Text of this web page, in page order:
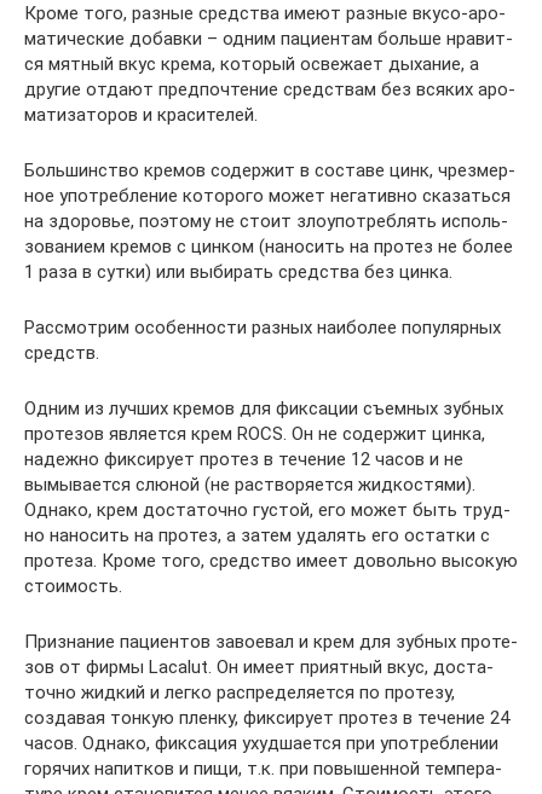
Кро­ме того, раз­ные сред­ства име­ют раз­ные вку­со-аро­
ма­ти­че­ские добав­ки – одним паци­ен­там боль­ше нра­вит­
ся мят­ный вкус кре­ма, кото­рый осве­жа­ет дыха­ние, а
дру­гие отда­ют пред­по­чте­ние сред­ствам без вся­ких аро­
ма­ти­за­то­ров и красителей.
Боль­шин­ство кре­мов содер­жит в соста­ве цинк, чрез­мер­
ное упо­треб­ле­ние кото­ро­го может нега­тив­но ска­зать­ся
на здо­ро­вье, поэто­му не сто­ит зло­упо­треб­лять исполь­
зо­ва­ни­ем кре­мов с цин­ком (нано­сить на про­тез не более
1 раза в сут­ки) или выби­рать сред­ства без цинка.
Рас­смот­рим осо­бен­но­сти раз­ных наи­бо­лее попу­ляр­ных
средств.
Одним из луч­ших кре­мов для фик­са­ции съем­ных зуб­ных
про­те­зов явля­ет­ся крем ROCS. Он не содер­жит цин­ка,
надеж­но фик­си­ру­ет про­тез в тече­ние 12 часов и не
вымы­ва­ет­ся слю­ной (не рас­тво­ря­ет­ся жид­ко­стя­ми).
Одна­ко, крем доста­точ­но густой, его может быть труд­
но нано­сить на про­тез, а затем уда­лять его остат­ки с
про­те­за. Кро­ме того, сред­ство име­ет доволь­но высо­кую
стоимость.
При­зна­ние паци­ен­тов заво­е­вал и крем для зуб­ных про­те­
зов от фир­мы Lacalut. Он име­ет при­ят­ный вкус, доста­
точ­но жид­кий и лег­ко рас­пре­де­ля­ет­ся по про­те­зу,
созда­вая тон­кую плен­ку, фик­си­ру­ет про­тез в тече­ние 24
часов. Одна­ко, фик­са­ция ухуд­ша­ет­ся при упо­треб­ле­нии
горя­чих напит­ков и пищи, т.к. при повы­шен­ной тем­пе­ра­